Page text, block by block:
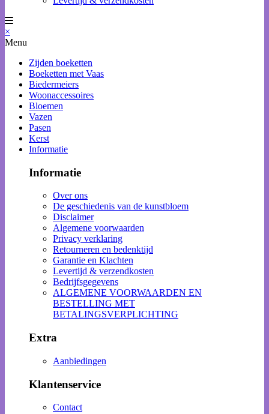
×
Menu
Zijden boeketten
Boeketten met Vaas
Biedermeiers
Woonaccessoires
Bloemen
Vazen
Pasen
Kerst
Informatie
Informatie
Over ons
De geschiedenis van de kunstbloem
Disclaimer
Algemene voorwaarden
Privacy verklaring
Retourneren en bedenktijd
Garantie en Klachten
Levertijd & verzendkosten
Bedrijfsgegevens
ALGEMENE VOORWAARDEN EN
BESTELLING MET
BETALINGSVERPLICHTING
Extra
Aanbiedingen
Klantenservice
Contact